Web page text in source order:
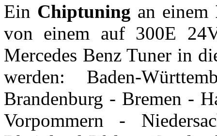
Ein Chiptuning an einem
von einem auf 300E
Mercedes Benz Tuner in
werden: Baden-
Brandenburg - Bremen -
Vorpommern -